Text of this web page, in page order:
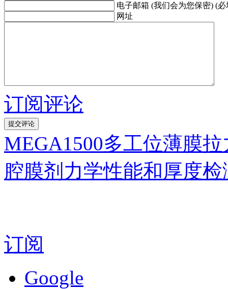
电子邮箱 (我们会为您保密) (必
网址
订阅评论
MEGA1500多工位薄膜
腔膜剂力学性能和厚度
订阅
Google